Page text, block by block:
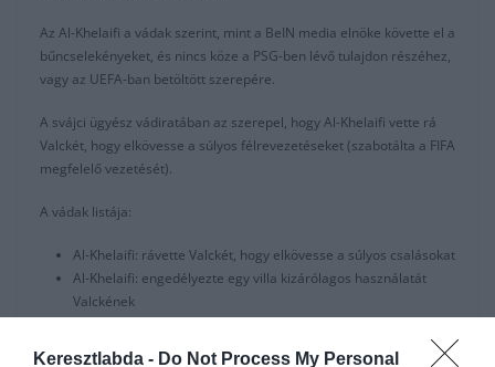
Keresztlabda - Do Not Process My Personal
Az Al-Khelaifi a vádak szerint, mint a BeIN media elnöke követte el a
bűncselekényeket, és nincs köze a PSG-ben lévő tulajdon részéhez,
vagy az UEFA-ban betöltött szerepére.
A svájci ügyész vádiratában az szerepel, hogy Al-Khelaifi vette rá
Valckét, hogy elkövesse a súlyos félrevezetéseket (szabotálta a FIFA
megfelelő vezetését).
A vádak listája:
Al-Khelaifi: rávette Valckét, hogy elkövesse a súlyos csalásokat
Al-Khelaifi: engedélyezte egy villa kizárólagos használatát
Valckének
és dokumentumok hamisításáért